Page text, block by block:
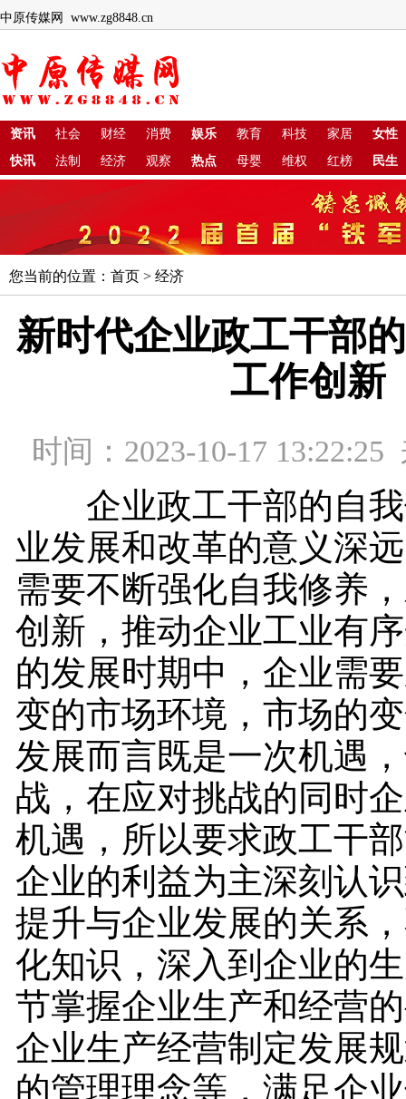
中原传媒网 www.zg8848.cn
资讯 社会 财经 消费 娱乐 教育 科技 家居
女性
快讯
法制 经济 观察 热点 母婴 维权 红榜 民生
您当前的位置： 首页 > 经济
新时代企业政工干部
工作创新
时间：2023-10-17
企业政工干部的自我
业发展和改革的意义深
需要不断强化自我修养
创新，推动企业工业有
的发展时期中，企业需
变的市场环境，市场的
发展而言既是一次机遇
战，在应对挑战的同时
机遇，所以要求政工干
企业的利益为主深刻认
提升与企业发展的关系
化知识，深入到企业的
节掌握企业生产和经营
企业生产经营制定发展
的管理理念等，满足企